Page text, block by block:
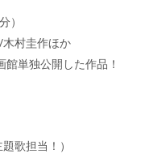
）
村圭作ほか
単独公開した作品！
歌担当！）